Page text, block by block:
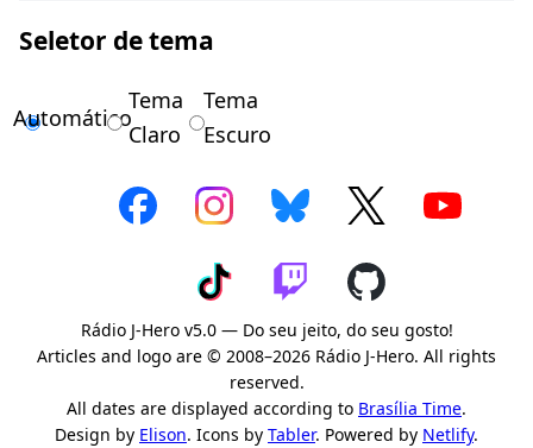
Seletor de tema
Automático
Tema
Claro
Tema
Escuro
Rádio J-Hero v5.0 — Do seu jeito, do seu gosto!
Articles and logo are © 2008–2026 Rádio J-Hero. All rights
reserved.
All dates are displayed according to Brasília Time.
Design by Elison. Icons by Tabler. Powered by Netlify.